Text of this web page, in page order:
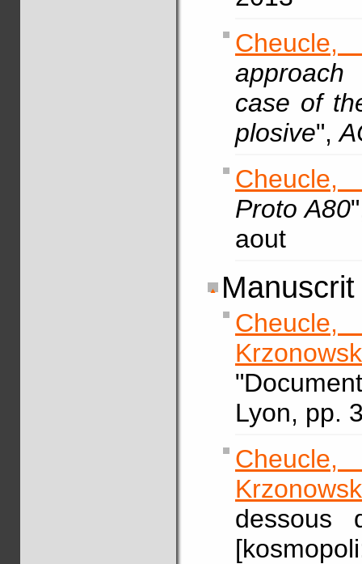
case of
plosive",
Cheucle,
Proto A80
aout
Manuscrit
Cheucle,
Lyon, pp.
Cheucle,
dessous